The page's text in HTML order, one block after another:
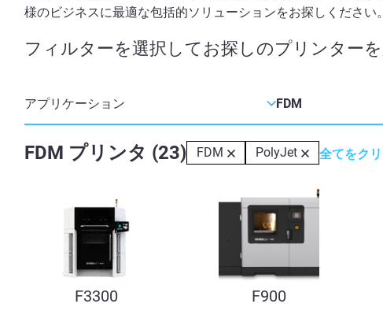
様のビジネスに最適な包括的ソリューションをお探しください。
フィルターを選択してお探しのプリンター
FDM プリンタ (23) FDM PolyJet 全てをク
F3300 F900